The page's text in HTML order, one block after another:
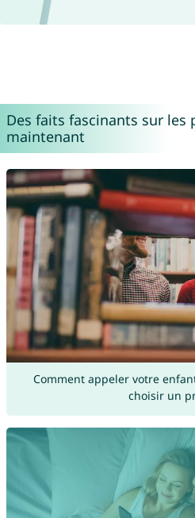
Des faits fascinants sur les
maintenant
Comment appeler votre
choisir un